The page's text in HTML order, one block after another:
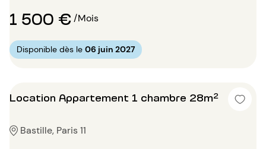
1 500 €/Mois
Disponible dès le 06 juin 2027
Location Appartement 1 chambre 28m²
Bastille, Paris 11